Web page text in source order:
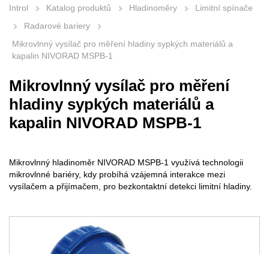
Introl Katalog produktů Hladinoměry
Limitní spínače
Radarové bariery
Mikrovlnný vysílač pro měření hladiny sypkých materiálů a
kapalin NIVORAD MSPB-1
Mikrovlnný vysílač pro měření
hladiny sypkých materiálů a
kapalin NIVORAD MSPB-1
Mikrovlnný hladinoměr NIVORAD MSPB-1 využívá technologii
mikrovlnné bariéry, kdy probíhá vzájemná interakce mezi
vysílačem a přijímačem, pro bezkontaktní detekci limitní hladiny.